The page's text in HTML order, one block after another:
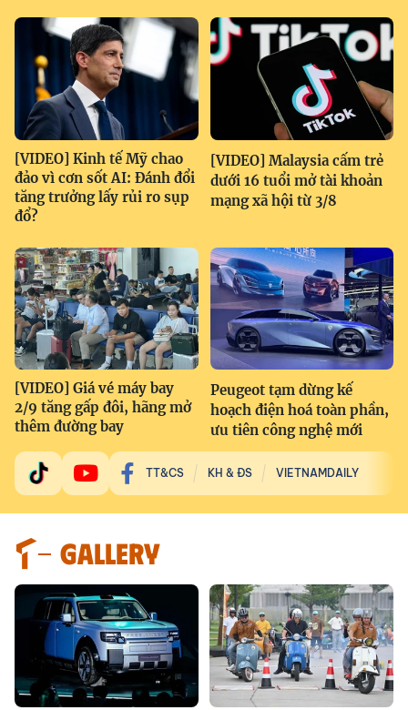
[VIDEO] Kinh tế Mỹ chao
đảo vì cơn sốt AI: Đánh đổi
tăng trưởng lấy rủi ro sụp
đổ?
[VIDEO] Malaysia cấm trẻ
dưới 16 tuổi mở tài khoản
mạng xã hội từ 3/8
[VIDEO] Giá vé máy bay
2/9 tăng gấp đôi, hãng mở
thêm đường bay
Peugeot tạm dừng kế
hoạch điện hoá toàn phần,
ưu tiên công nghệ mới
TT&CS KH & ĐS VIETNAMDAILY
GALLERY